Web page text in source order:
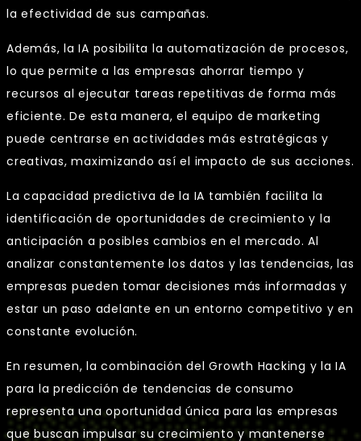
la efectividad de sus campañas.
Además, la IA posibilita la automatización de procesos,
lo que permite a las empresas ahorrar tiempo y
recursos al ejecutar tareas repetitivas de forma más
eficiente. De esta manera, el equipo de marketing
puede centrarse en actividades más estratégicas y
creativas, maximizando así el impacto de sus acciones.
La capacidad predictiva de la IA también facilita la
identificación de oportunidades de crecimiento y la
anticipación a posibles cambios en el mercado. Al
analizar constantemente los datos y las tendencias, las
empresas pueden tomar decisiones más informadas y
estar un paso adelante en un entorno competitivo y en
constante evolución.
En resumen, la combinación del Growth Hacking y la IA
para la predicción de tendencias de consumo
representa una oportunidad única para las empresas
que buscan impulsar su crecimiento y mantenerse